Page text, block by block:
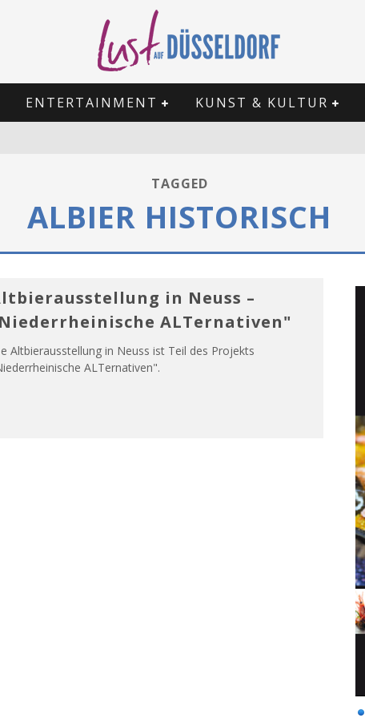
ENTERTAINMENT KUNST & KULTUR
TAGGED
ALBIER HISTORISCH
in Neuss –
ALTernativen"
Altbierausstellung in Neuss ist Teil des Projekts
ALTernativen".